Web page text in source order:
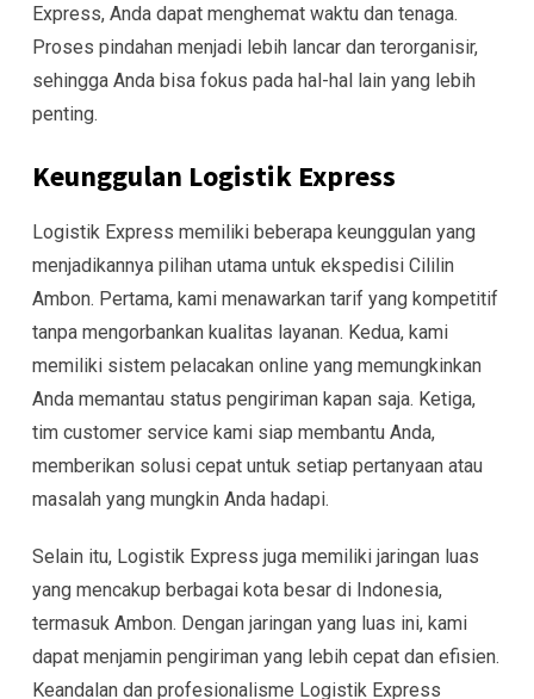
Express, Anda dapat menghemat waktu dan tenaga.
Proses pindahan menjadi lebih lancar dan terorganisir,
sehingga Anda bisa fokus pada hal-hal lain yang lebih
penting.
Keunggulan Logistik Express
Logistik Express memiliki beberapa keunggulan yang
menjadikannya pilihan utama untuk ekspedisi Cililin
Ambon. Pertama, kami menawarkan tarif yang kompetitif
tanpa mengorbankan kualitas layanan. Kedua, kami
memiliki sistem pelacakan online yang memungkinkan
Anda memantau status pengiriman kapan saja. Ketiga,
tim customer service kami siap membantu Anda,
memberikan solusi cepat untuk setiap pertanyaan atau
masalah yang mungkin Anda hadapi.
Selain itu, Logistik Express juga memiliki jaringan luas
yang mencakup berbagai kota besar di Indonesia,
termasuk Ambon. Dengan jaringan yang luas ini, kami
dapat menjamin pengiriman yang lebih cepat dan efisien.
Keandalan dan profesionalisme Logistik Express